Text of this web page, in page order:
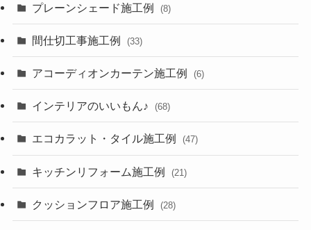
プレーンシェード施工例 (8)
間仕切工事施工例 (33)
アコーディオンカーテン施工例 (6)
インテリアのいいもん♪ (68)
エコカラット・タイル施工例 (47)
キッチンリフォーム施工例 (21)
クッションフロア施工例 (28)